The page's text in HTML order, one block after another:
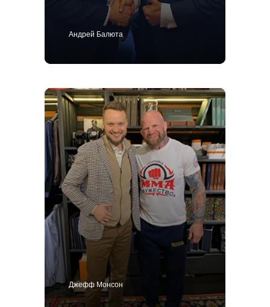
Андрей Балюта
Джефф Монсон
Публичная оферта
Политика конфиденциальности
ИП Поличко Дмитрий Олегович
Подарочный сертификат
Мужской гардероб
Ткани для пошива одежды
Bespoke
Блог
MTM
Контакты
Костюм
О нас
Каталог